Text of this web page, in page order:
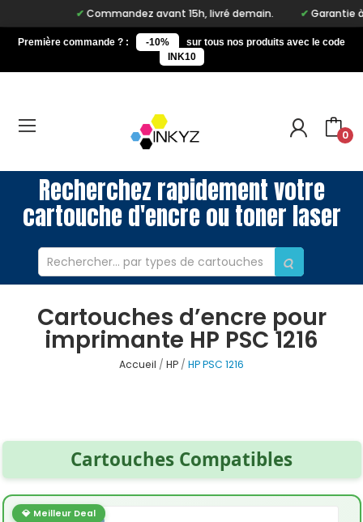
Commandez avant 15h, livré demain. Garantie à
Première commande ? : -10%
sur tous nos produits avec le code
INK10
0
Recherchez rapidement votre
cartouche d'encre ou toner laser
Cartouches d’encre pour
imprimante HP PSC 1216
Accueil HP HP PSC 1216
Cartouches Compatibles
💎 Meilleur Deal